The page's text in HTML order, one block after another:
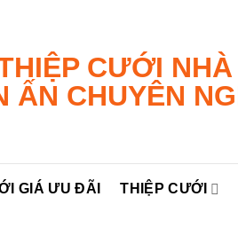
GIÁ ƯU ĐÃI THIỆP CƯỚI